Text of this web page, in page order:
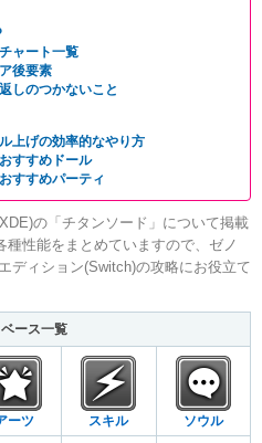
ャート一覧
後要素
しのつかないこと
上げの効率的なやり方
すすめドール
すすめパーティ
の「チタンソード」について掲載
種性能をまとめていますので、ゼノ
ディション(Switch)の攻略にお役立て
ース一覧
ーツ スキル ソウル